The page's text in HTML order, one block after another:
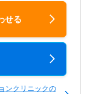
せる
ンクリニックの